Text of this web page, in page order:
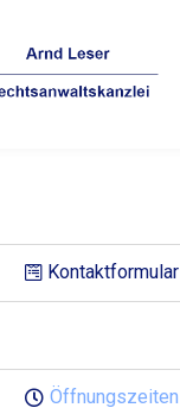
Kontaktformular
Öffnungszeiten